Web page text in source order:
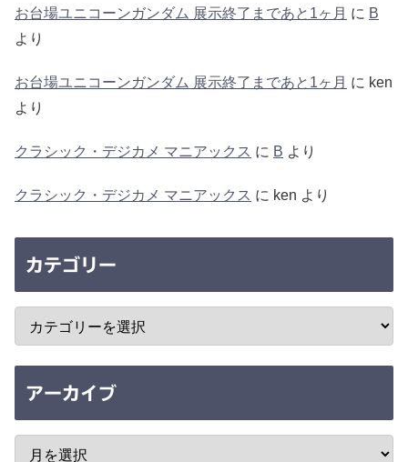
お台場ユニコーンガンダム 展示終了まであと1ヶ月 に B
より
お台場ユニコーンガンダム 展示終了まであと1ヶ月 に ken
より
クラシック・デジカメ マニアックス に B より
クラシック・デジカメ マニアックス に ken より
カテゴリー
アーカイブ